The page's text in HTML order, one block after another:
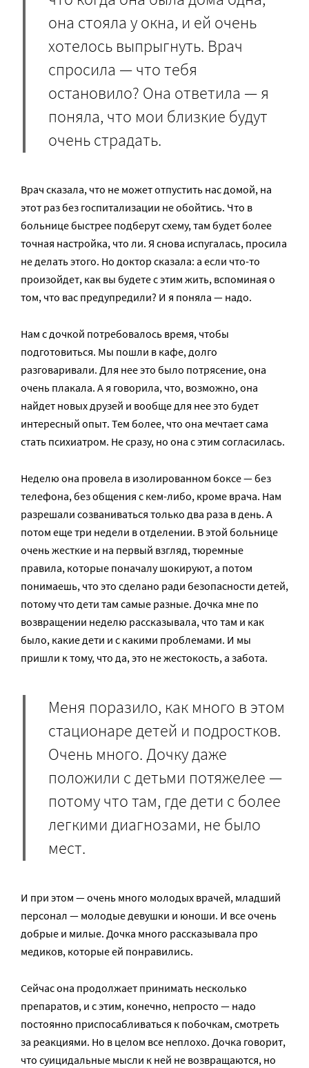
она стояла у окна, и ей очень
хотелось выпрыгнуть. Врач
спросила — что тебя
остановило? Она ответила — я
поняла, что мои близкие будут
очень страдать.
Врач сказала, что не может отпустить нас домой, на
этот раз без госпитализации не обойтись. Что в
больнице быстрее подберут схему, там будет более
точная настройка, что ли. Я снова испугалась, просила
не делать этого. Но доктор сказала: а если что-то
произойдет, как вы будете с этим жить, вспоминая о
том, что вас предупредили? И я поняла — надо.
Нам с дочкой потребовалось время, чтобы
подготовиться. Мы пошли в кафе, долго
разговаривали. Для нее это было потрясение, она
очень плакала. А я говорила, что, возможно, она
найдет новых друзей и вообще для нее это будет
интересный опыт. Тем более, что она мечтает сама
стать психиатром. Не сразу, но она с этим согласилась.
Неделю она провела в изолированном боксе — без
телефона, без общения с кем-либо, кроме врача. Нам
разрешали созваниваться только два раза в день. А
потом еще три недели в отделении. В этой больнице
очень жесткие и на первый взгляд, тюремные
правила, которые поначалу шокируют, а потом
понимаешь, что это сделано ради безопасности детей,
потому что дети там самые разные. Дочка мне по
возвращении неделю рассказывала, что там и как
было, какие дети и с какими проблемами. И мы
пришли к тому, что да, это не жестокость, а забота.
Меня поразило, как много в этом
стационаре детей и подростков.
Очень много. Дочку даже
положили с детьми потяжелее —
потому что там, где дети с более
легкими диагнозами, не было
мест.
И при этом — очень много молодых врачей, младший
персонал — молодые девушки и юноши. И все очень
добрые и милые. Дочка много рассказывала про
медиков, которые ей понравились.
Сейчас она продолжает принимать несколько
препаратов, и с этим, конечно, непросто — надо
постоянно приспосабливаться к побочкам, смотреть
за реакциями. Но в целом все неплохо. Дочка говорит,
что суицидальные мысли к ней не возвращаются, но